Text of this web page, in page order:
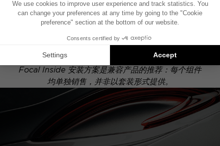
此安装示意图基于配有原厂音响系统的车辆绘制。如果
您的车辆配有特定的高保真选装配置，图中所示组件的
位置可能会有所不同。
Focal Inside 安装方案是兼容产品的推荐：每个组件
均单独销售，并非以套装形式提供。